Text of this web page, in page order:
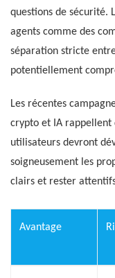
questions de sécurité.
agents comme des
séparation stricte
potentiellement
Les récentes
crypto et IA rappellent
utilisateurs devront
soigneusement les
clairs et rester
Avantage